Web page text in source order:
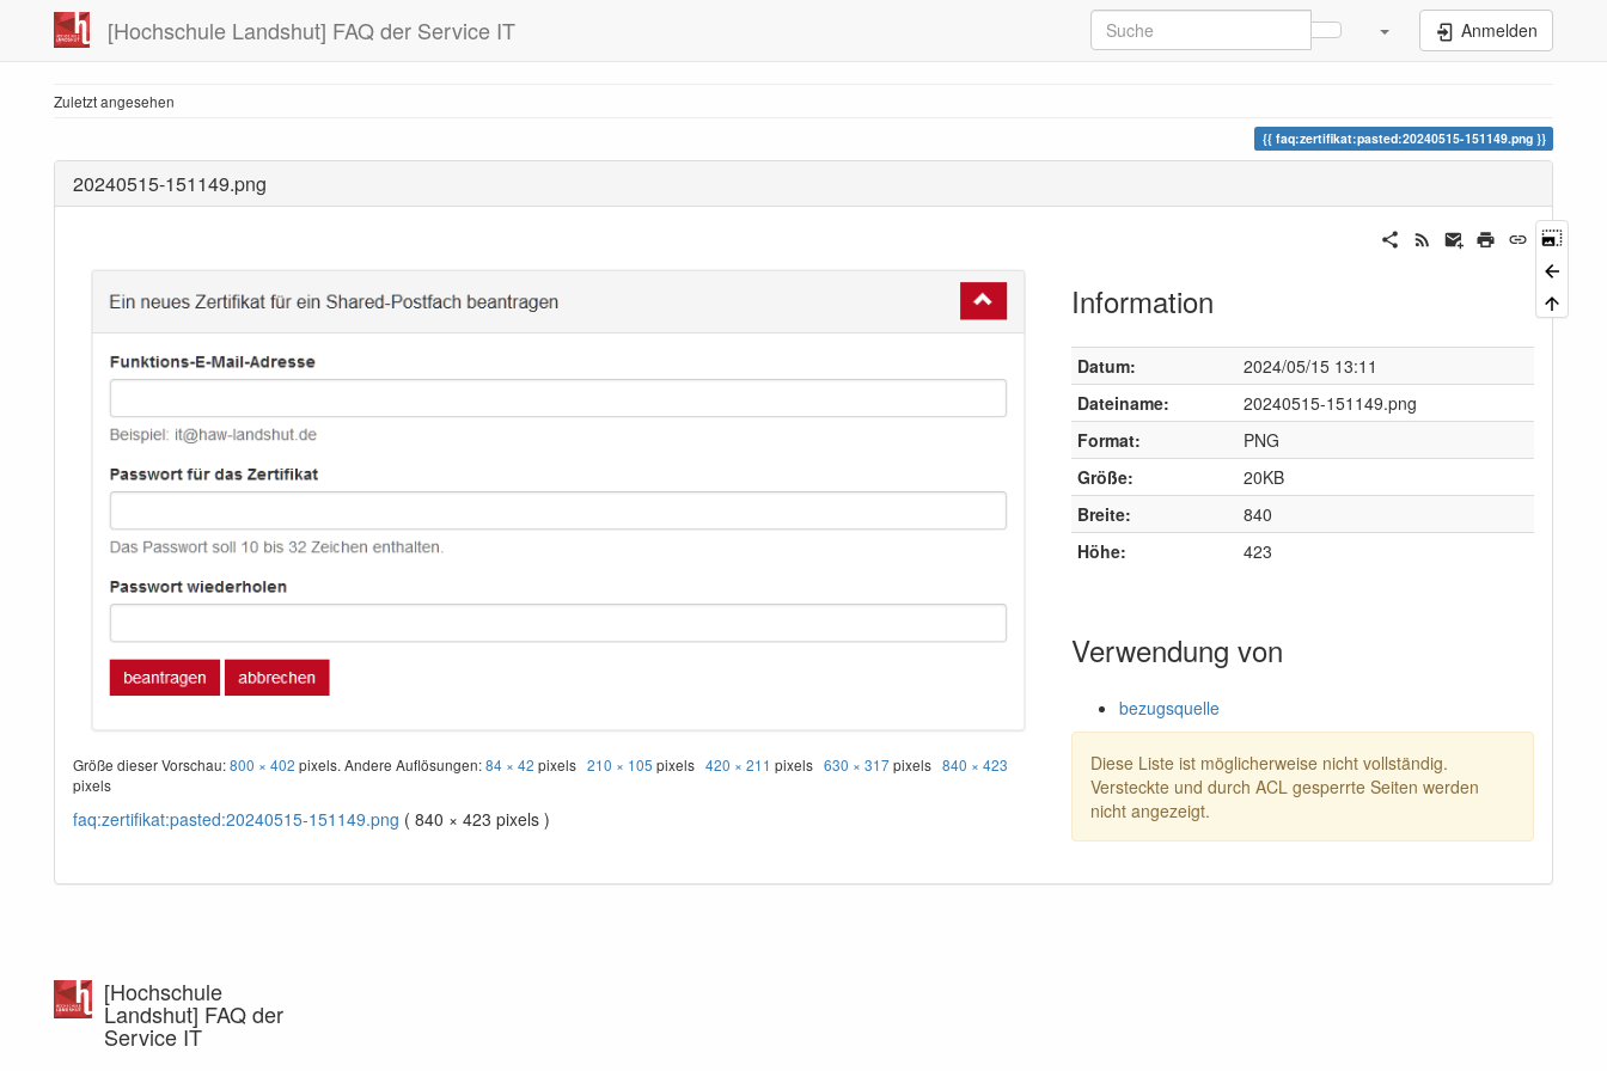
[Hochschule Landshut] FAQ der Service IT Anmelden
Zuletzt angesehen
faq:zertifikat:pasted:20240515-151149.png
20240515-151149.png
Größe dieser Vorschau:800 × 402 pixels. Andere Auflösungen:84 × 42 pixels 210 × 105 pixels 420 × 211 pixels 630 × 317pixels 840 × 423
pixels
faq:zertifikat:pasted:20240515-151149.png ( 840 × 423 pixels )
Information
Datum:
2024/05/15 13:11
Dateiname:
20240515-151149.png
Format:
PNG
Größe:
20KB
Breite:
840
Höhe:
423
Verwendung von
bezugsquelle
Diese Liste ist möglicherweise nicht vollständig.
Versteckte und durch ACL gesperrte Seiten werden
nicht angezeigt.
[Hochschule
Landshut] FAQ der
Service IT